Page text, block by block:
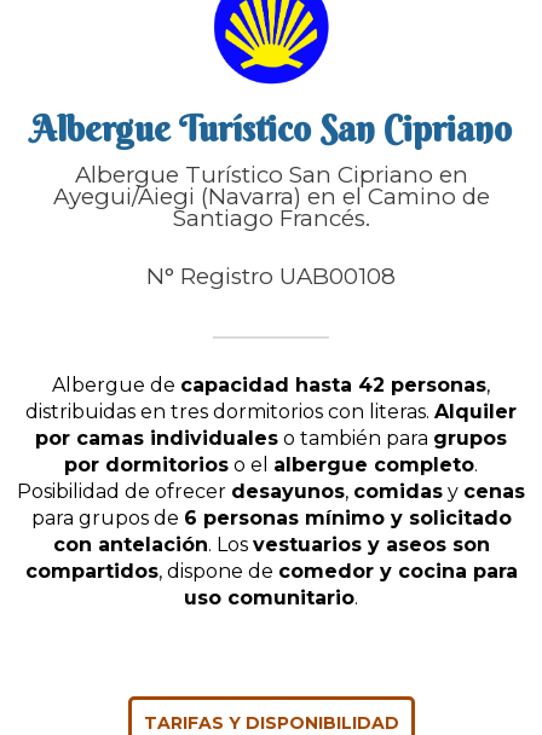
Albergue Turístico San Cipriano
Albergue Turístico San Cipriano en
Ayegui/Aiegi (Navarra) en el Camino de
Santiago Francés.
N° Registro UAB00108
Albergue de capacidad hasta 42 personas,
distribuidas en tres dormitorios con literas. Alquiler
por camas individuales o también para grupos
por dormitorios o el albergue completo.
Posibilidad de ofrecer desayunos, comidas y cenas
para grupos de 6 personas mínimo y solicitado
con antelación. Los vestuarios y aseos son
compartidos, dispone de comedor y cocina para
uso comunitario.
TARIFAS Y DISPONIBILIDAD